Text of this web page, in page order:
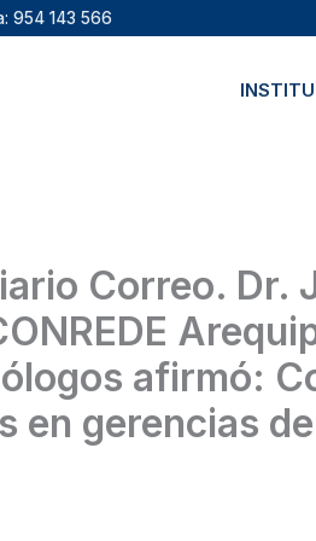
954 143 566
afirmó:
en gerencias